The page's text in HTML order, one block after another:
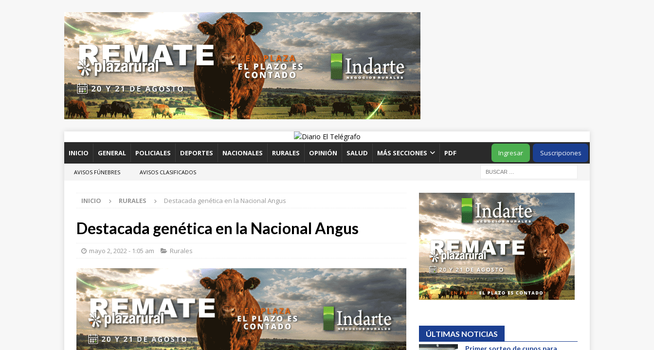
INICIO GENERAL POLICIALES DEPORTES NACIONALES RURALES OPINIÓN SALUD MÁS SECCIONES PDF Suscripciones
Ingresar
AVISOS FÚNEBRES AVISOS CLASIFICADOS
INICIO RURALES Destacada genética en la Nacional Angus
Destacada genética en la Nacional Angus
mayo 2, 2022 - 1:05 am Rurales
ÚLTIMAS NOTICIAS
Primer sorteo de cupos para